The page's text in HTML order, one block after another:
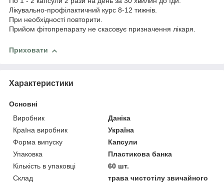
Лікувально-профілактичний курс 8-12 тижнів.
При необхідності повторити.
Прийом фітопрепарату не скасовує призначення лікаря.
Приховати
Характеристики
Основні
Виробник
Даніка
Країна виробник
Україна
Форма випуску
Капсули
Упаковка
Пластикова банка
Кількість в упаковці
60 шт.
Склад
трава чистотілу звичайного